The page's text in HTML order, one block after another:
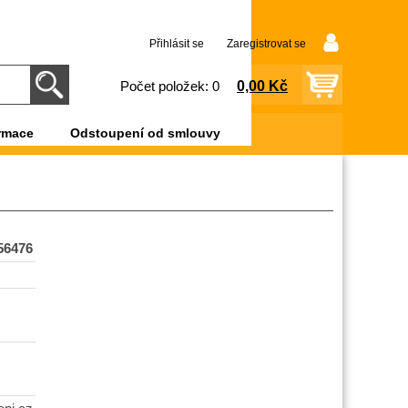
Přihlásit se Zaregistrovat se
Počet položek: 0 0,00 Kč
Odstoupení od smlouvy